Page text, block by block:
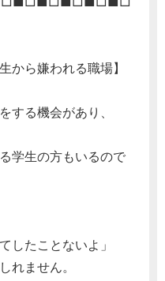
から嫌われる職場】
する機会があり、
学生の方もいるので
したことないよ」
れません。